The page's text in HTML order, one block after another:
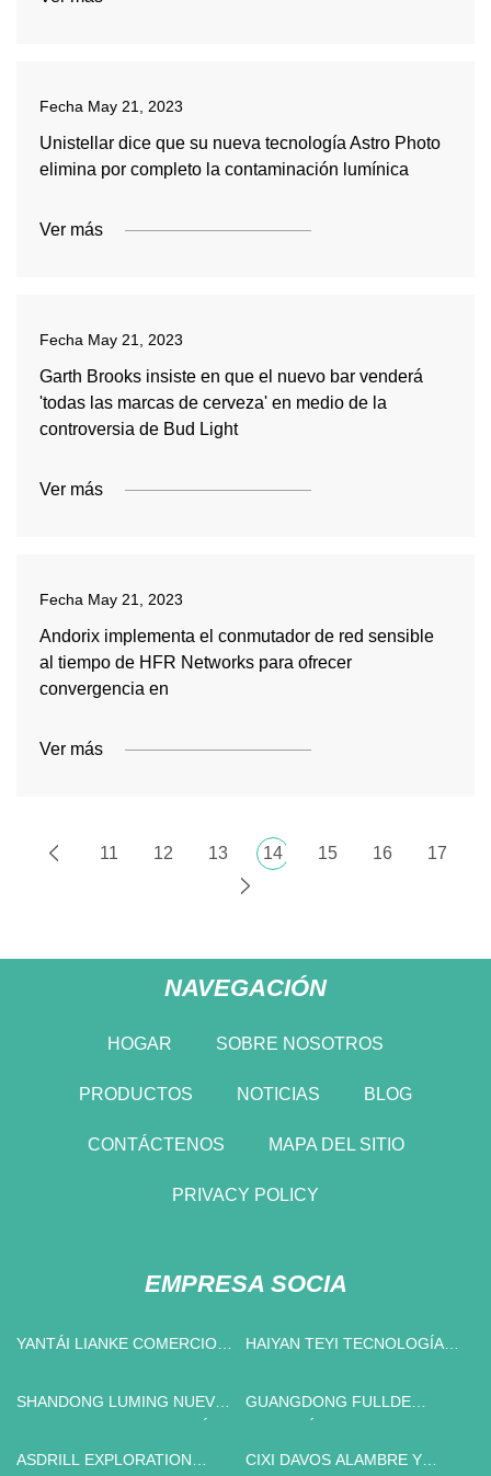
Fecha May 21, 2023
Unistellar dice que su nueva tecnología Astro Photo
elimina por completo la contaminación lumínica
Ver más
Fecha May 21, 2023
Garth Brooks insiste en que el nuevo bar venderá
'todas las marcas de cerveza' en medio de la
controversia de Bud Light
Ver más
Fecha May 21, 2023
Andorix implementa el conmutador de red sensible
al tiempo de HFR Networks para ofrecer
convergencia en
Ver más
11 12 13 14 15 16 17
NAVEGACIÓN
HOGAR SOBRE NOSOTROS
PRODUCTOS NOTICIAS BLOG
CONTÁCTENOS MAPA DEL SITIO
PRIVACY POLICY
EMPRESA SOCIA
YANTÁI LIANKE COMERCIO
HAIYAN TEYI TECNOLOGÍA
SHANDONG LUMING NUEVO
CO., LIMITADO.
GUANGDONG FULLDE
LIMITADO
ASDRILL EXPLORATION
CIXI DAVOS ALAMBRE Y